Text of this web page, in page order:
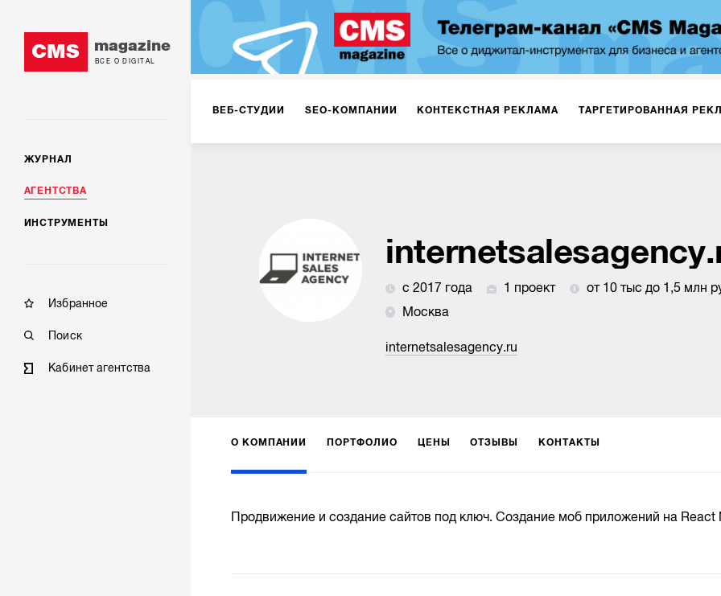
CMS magazine
ВСЕ О DIGITAL
ЖУРНАЛ
АГЕНТСТВА
ИНСТРУМЕНТЫ
Избранное
Поиск
Кабинет агентства
ВЕБ-СТУДИИ SEO-КОМПАНИИ КОНТЕКСТНАЯ РЕКЛАМА ТАРГЕТИРОВАННАЯ
РЕКЛАМА НА ИНТЕРНЕТ-ПЛОЩАДКАХ РАБОТА С МАРКЕТПЛЕЙСАМИ
с 2017 года 1 проект
от 10 тыс до 1,5 млн
Москва
internetsalesagency.ru
О КОМПАНИИ ПОРТФОЛИО ЦЕНЫ ОТЗЫВЫ КОНТАКТЫ
Продвижение и создание сайтов под ключ. Создание моб приложений на React